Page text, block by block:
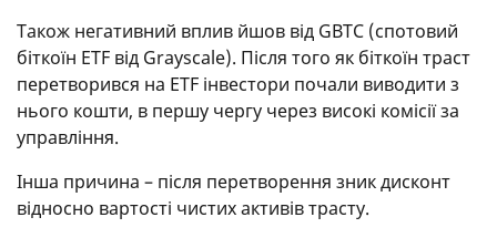
Також негативний вплив йшов від GBTC (спотовий
біткоїн ETF від Grayscale). Після того як біткоїн траст
перетворився на ETF інвестори почали виводити з
нього кошти, в першу чергу через високі комісії за
управління.
Інша причина – після перетворення зник дисконт
відносно вартості чистих активів трасту.